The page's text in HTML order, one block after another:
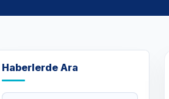
Haberlerde Ara